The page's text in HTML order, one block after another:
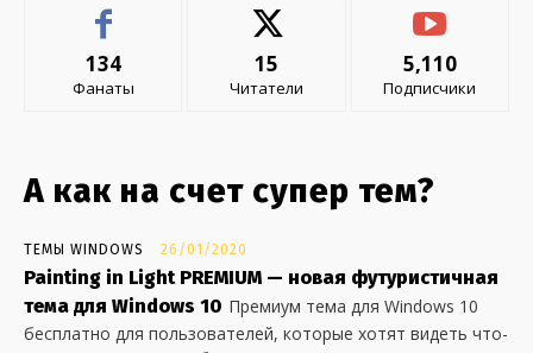
134
Фанаты
15
Читатели
5,110
Подписчики
А как на счет супер тем?
ТЕМЫ WINDOWS 26/01/2020
Painting in Light PREMIUM — новая футуристичная
тема для Windows 10 Премиум тема для Windows 10
бесплатно для пользователей, которые хотят видеть что-